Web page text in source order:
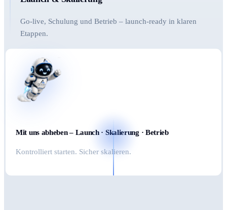
Go-live, Schulung und Betrieb – launch-ready in klaren
Etappen.
Mit uns abheben – Launch · Skalierung · Betrieb
Kontrolliert starten. Sicher skalieren.